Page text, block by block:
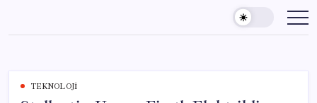
content
TEKNOLOJI